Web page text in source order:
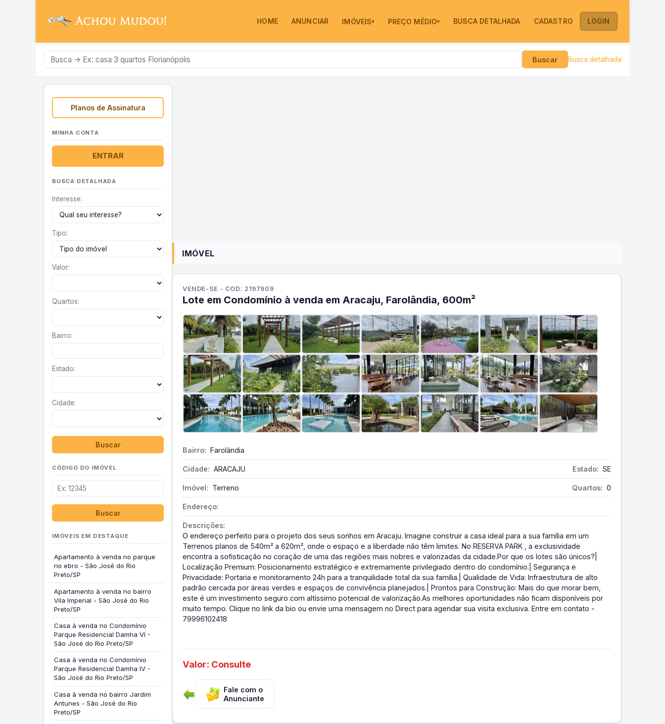
HOME ANUNCIAR IMÓVEIS▾ PREÇO MÉDIO▾ BUSCA DETALHADA CADASTRO LOGIN
Buscar Busca detalhada
Planos de Assinatura
MINHA CONTA
ENTRAR
BUSCA DETALHADA
Interesse:
Tipo:
Valor:
Quartos:
Bairro:
Estado:
Cidade:
Buscar
CÓDIGO DO IMÓVEL
Buscar
IMÓVEIS EM DESTAQUE
Apartamento à venda no parque
rio ebro - São José do Rio
Preto/SP
Apartamento à venda no bairro
Vila Imperial - São José do Rio
Preto/SP
Casa à venda no Condomínio
Parque Residencial Damha VI -
São José do Rio Preto/SP
Casa à venda no Condomínio
Parque Residencial Damha IV -
São José do Rio Preto/SP
Casa à venda no bairro Jardim
Antunes - São José do Rio
Preto/SP
IMÓVEL
VENDE-SE - COD: 2197909
Lote em Condomínio à venda em Aracaju, Farolândia, 600m²
Bairro: Farolândia
Cidade: ARACAJU Estado: SE
Imóvel: Terreno Quartos: 0
Endereço:
Descrições:
O endereço perfeito para o projeto dos seus sonhos em Aracaju. Imagine construir a casa ideal para a sua família em um
Terrenos planos de 540m² a 620m², onde o espaço e a liberdade não têm limites. No RESERVA PARK , a exclusividade
encontra a sofisticação no coração de uma das regiões mais nobres e valorizadas da cidade.Por que os lotes são únicos?|
Localização Premium: Posicionamento estratégico e extremamente privilegiado dentro do condomínio.| Segurança e
Privacidade: Portaria e monitoramento 24h para a tranquilidade total da sua família.| Qualidade de Vida: Infraestrutura de alto
padrão cercada por áreas verdes e espaços de convivência planejados.| Prontos para Construção: Mais do que morar bem,
este é um investimento seguro com altíssimo potencial de valorização.As melhores oportunidades não ficam disponíveis por
muito tempo. Clique no link da bio ou envie uma mensagem no Direct para agendar sua visita exclusiva. Entre em contato -
79996102418
Valor: Consulte
Fale com o
Anunciante